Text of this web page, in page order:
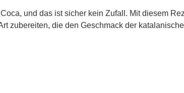
und das ist sicher kein Zufall. Mit diesem
zubereiten, die den Geschmack der